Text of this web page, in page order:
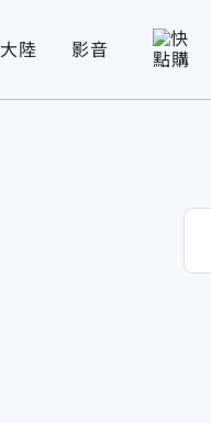
大陸 影音